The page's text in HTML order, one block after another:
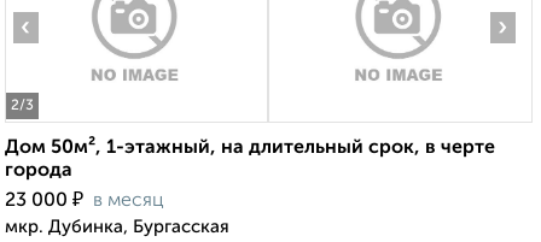
2/3
‹ ›
Дом 50м², 1-этажный, на длительный срок, в черте
города
23 000 ₽ в месяц
мкр. Дубинка, Бургасская